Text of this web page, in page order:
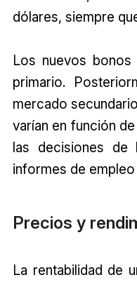
dólares, siempre
Los nuevos
primario.
mercado
varían en función
las decisiones de
informes de
Precios y
La rentabilidad de